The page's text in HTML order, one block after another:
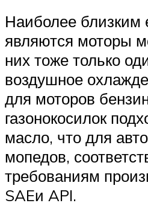
Наиболее близким
являются моторы
них тоже только
воздушное
для моторов
газонокосилок
масло, что для
мопедов,
требованиям
SAEи API.